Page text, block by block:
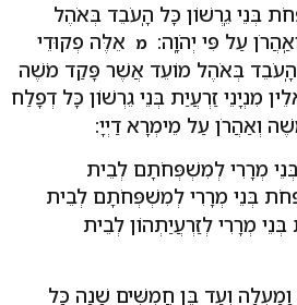
בְּנֵי גֵֽרְשׁוֹן כָּל הָֽעֹבֵד בְּאֹהֶל
עַל פִּי יְהֹוָֽה: מ אֵלֶּה פְקוּדֵי
הָֽעֹבֵד בְּאֹהֶל מוֹעֵד אֲשֶׁר פָּקַד מֹשֶׁה
מִנְיָנֵי זַרְעֲיַת בְּנֵי גֵרְשׁוֹן כָּל דְפָלַח
וְאַהֲרֹן עַל מֵימְרָא דַיְיָ:
מְרָרִי לְמִשְׁפְּחֹתָם לְבֵית
בְּנֵי מְרָרִי לְמִשְׁפְּחֹתָם לְבֵית
בְּנֵי מְרָרִי לְזַרְעֲיַתְהוֹן לְבֵית
וְעַד בֶּן חֲמִשִּׁים שָׁנָה כָּל